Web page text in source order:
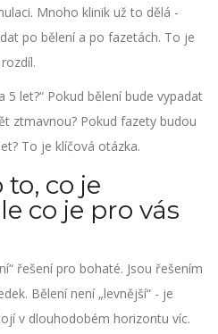
Mnoho klinik už to dělá -
po bělení a po fazetách. To je
5 let?“ Pokud bělení bude vypadat
ztmavnou? Pokud fazety budou
To je klíčová otázka.
to, co je
co je pro vás
řešení pro bohaté. Jsou řešením
Bělení není „levnější“ - je
v dlouhodobém horizontu víc.